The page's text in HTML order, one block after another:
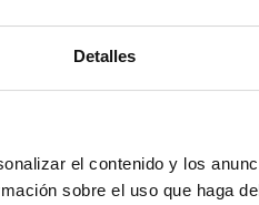
Detalles
el contenido y los
sobre el uso que haga
prolongada,
religiosas, culturales,
se deben hacer en
menor) y den su